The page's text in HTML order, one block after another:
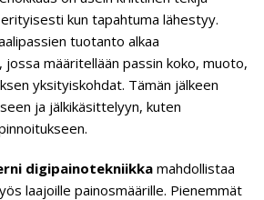
kun tapahtuma lähestyy.
tuotanto alkaa
määritellään passin koko, muoto,
yksityiskohdat. Tämän jälkeen
ja jälkikäsittelyyn, kuten
digipainotekniikka mahdollistaa
laajoille painosmäärille. Pienemmät